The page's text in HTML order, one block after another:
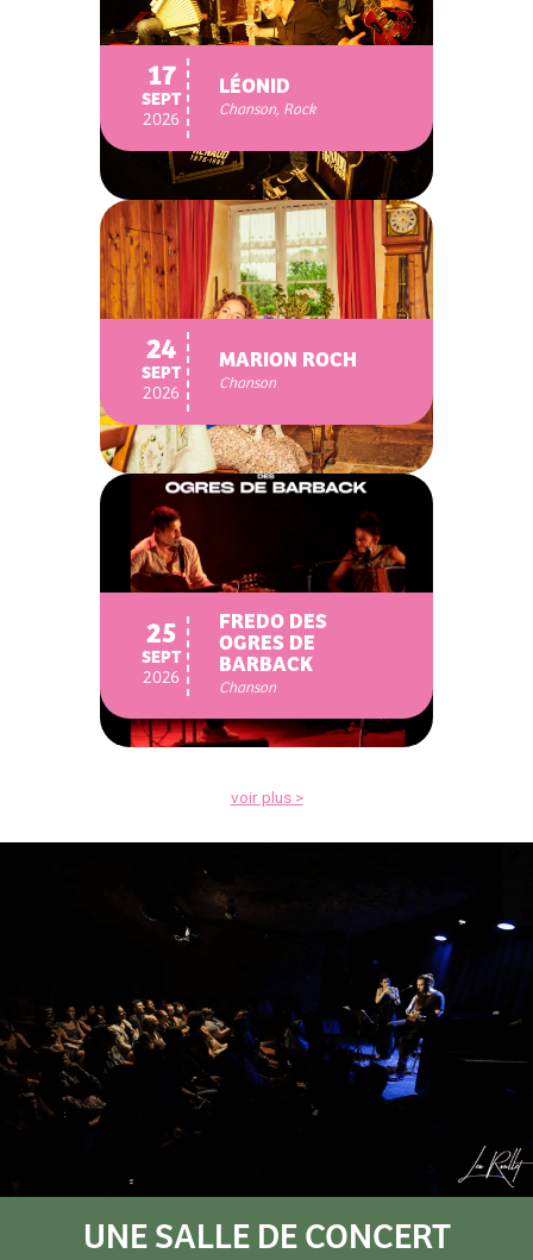
17
SEPT
2026
LÉONID
Chanson, Rock
24
SEPT
2026
MARION ROCH
Chanson
25
SEPT
2026
FREDO DES
OGRES DE
BARBACK
Chanson
voir plus >
UNE SALLE DE CONCERT